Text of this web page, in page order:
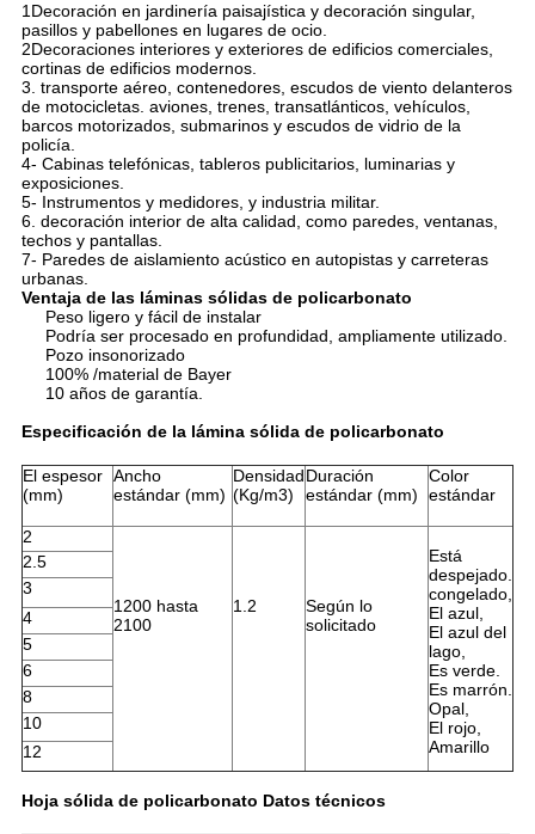
1Decoración en jardinería paisajística y decoración singular,
pasillos y pabellones en lugares de ocio.
2Decoraciones interiores y exteriores de edificios comerciales,
cortinas de edificios modernos.
3. transporte aéreo, contenedores, escudos de viento delanteros
de motocicletas. aviones, trenes, transatlánticos, vehículos,
barcos motorizados, submarinos y escudos de vidrio de la
policía.
4- Cabinas telefónicas, tableros publicitarios, luminarias y
exposiciones.
5- Instrumentos y medidores, y industria militar.
6. decoración interior de alta calidad, como paredes, ventanas,
techos y pantallas.
7- Paredes de aislamiento acústico en autopistas y carreteras
urbanas.
Ventaja de las láminas sólidas de policarbonato
Peso ligero y fácil de instalar
Podría ser procesado en profundidad, ampliamente utilizado.
Pozo insonorizado
100% /material de Bayer
10 años de garantía.
Especificación de la lámina sólida de policarbonato
El espesor
(mm)
Ancho
estándar (mm)
Densidad
(Kg/m3)
Duración
estándar (mm)
Color
estándar
2
1200 hasta
2100
1.2
Según lo
solicitado
Está
despejado.
congelado,
El azul,
El azul del
lago,
Es verde.
Es marrón.
Opal,
El rojo,
Amarillo
2.5
3
4
5
6
8
10
12
Hoja sólida de policarbonato Datos técnicos